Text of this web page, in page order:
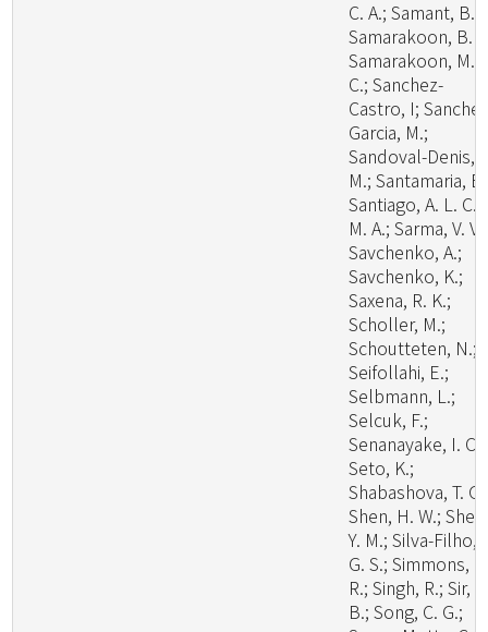
C. A.; Samant, B.;
Samarakoon, B.
Samarakoon, M.
C.; Sanchez-
Castro, I;
Garcia, M.;
Sandoval-Denis,
M.; Santamaria,
Santiago, A. L. C.
M. A.; Sarma, V. V.;
Savchenko, A.;
Savchenko, K.;
Saxena, R. K.;
Scholler, M.;
Schoutteten, N.;
Seifollahi, E.;
Selbmann, L.;
Selcuk, F.;
Senanayake, I. C.;
Seto, K.;
Shabashova, T.
Shen, H. W.;
Y. M.; Silva-Filho,
G. S.; Simmons,
R.; Singh, R.; Sir,
B.; Song, C. G.;